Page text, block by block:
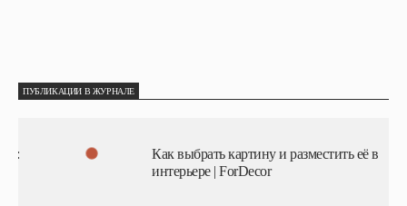
ПУБЛИКАЦИИ В ЖУРНАЛЕ
Как выбрать картину и разместить её в
интерьере | ForDecor